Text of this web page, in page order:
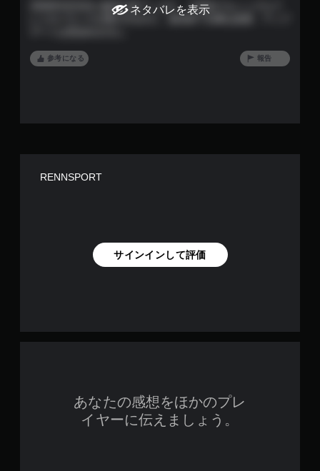
ネタバレを表示
2026年5月31日に販売が終了します。 今現在でもシングルプ
レイのバランスが悪すぎるのに、販売終了以降は改善、アップ
参考になる 報告
RENNSPORT
サインインして評価
あなたの感想をほかのプレ
イヤーに伝えましょう。